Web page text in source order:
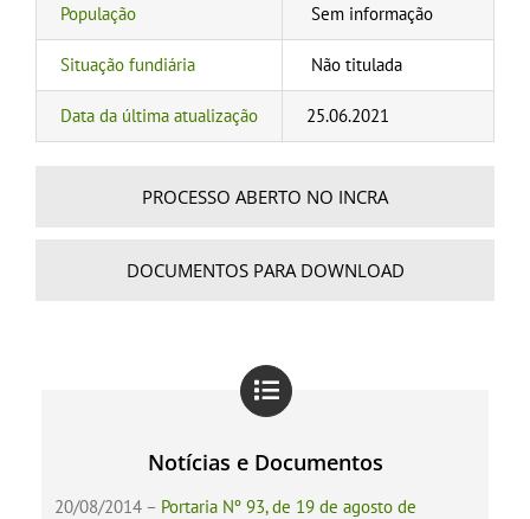
População Sem informação
Situação fundiária Não titulada
Data da última atualização 25.06.2021
PROCESSO ABERTO NO INCRA
DOCUMENTOS PARA DOWNLOAD
Notícias e Documentos
20/08/2014 – Portaria Nº 93, de 19 de agosto de